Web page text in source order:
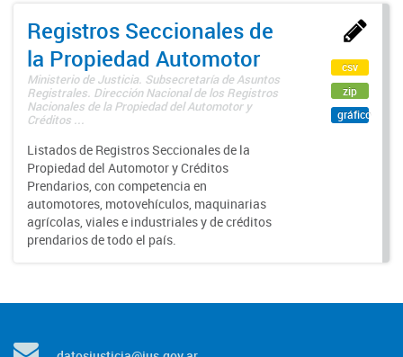
Registros Seccionales de
la Propiedad Automotor
Ministerio de Justicia. Subsecretaría de Asuntos
Registrales. Dirección Nacional de los Registros
Nacionales de la Propiedad del Automotor y
Créditos ...
Listados de Registros Seccionales de la
Propiedad del Automotor y Créditos
Prendarios, con competencia en
automotores, motovehículos, maquinarias
agrícolas, viales e industriales y de créditos
prendarios de todo el país.
csv
zip
gráfico